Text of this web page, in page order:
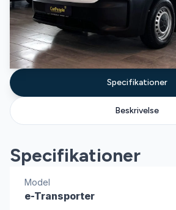
Specifikationer
Beskrivelse
Specifikationer
Model
e-Transporter